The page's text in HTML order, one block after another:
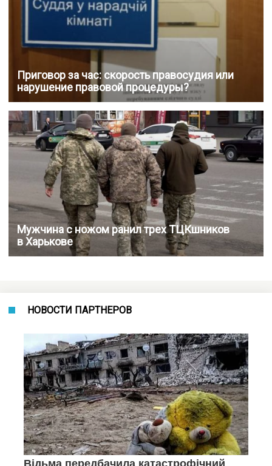
Приговор за час: скорость правосудия или
нарушение правовой процедуры?
Мужчина с ножом ранил трех ТЦКшников
в Харькове
НОВОСТИ ПАРТНЕРОВ